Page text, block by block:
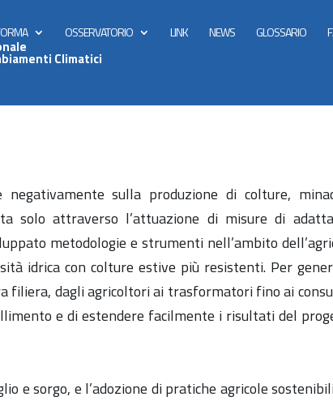
Climatici
OSSERVATORIO LINK NEWS GLOSSARIO
sulla produzione di colture,
solo attraverso l’attuazione di misure di
metodologie e strumenti nell’ambito
idrica con colture estive più resistenti. Per
filiera, dagli agricoltori ai trasformatori fino ai
e di estendere facilmente i risultati del
e sorgo, e l’adozione di pratiche agricole